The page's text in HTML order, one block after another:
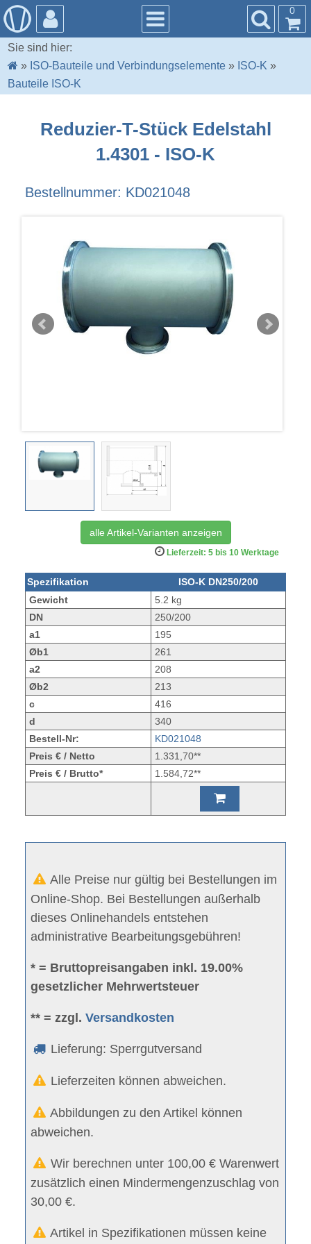
0
Sie sind hier:
» ISO-Bauteile und Verbindungselemente » ISO-K »
Bauteile ISO-K
Reduzier-T-Stück Edelstahl
1.4301 - ISO-K
Bestellnummer: KD021048
alle Artikel-Varianten anzeigen
Lieferzeit: 5 bis 10 Werktage
Spezifikation
ISO-K DN250/200
Gewicht
5.2 kg
DN
250/200
a1
195
Øb1
261
a2
208
Øb2
213
c
416
d
340
Bestell-Nr:
KD021048
Preis € / Netto
1.331,70**
Preis € / Brutto*
1.584,72**
Alle Preise nur gültig bei Bestellungen im
Online-Shop. Bei Bestellungen außerhalb
dieses Onlinehandels entstehen
administrative Bearbeitungsgebühren!
* = Bruttopreisangaben inkl. 19.00%
gesetzlicher Mehrwertsteuer
** = zzgl.Versandkosten
Lieferung: Sperrgutversand
Lieferzeiten können abweichen.
Abbildungen zu den Artikel können
abweichen.
Wir berechnen unter 100,00 € Warenwert
zusätzlich einen Mindermengenzuschlag von
30,00 €.
Artikel in Spezifikationen müssen keine